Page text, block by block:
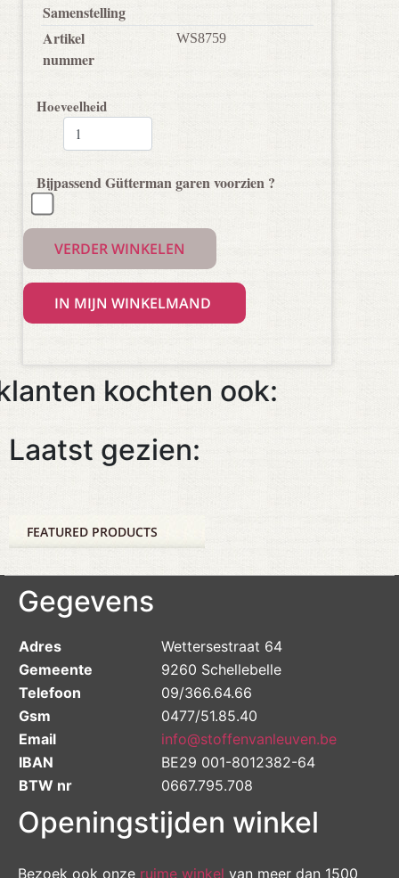
Samenstelling
Artikel
nummer
WS8759
Hoeveelheid
Bijpassend Gütterman garen voorzien ?
VERDER WINKELEN
kochten ook:
Laatst gezien:
FEATURED PRODUCTS
Gegevens
Adres
Wettersestraat 64
Gemeente
9260 Schellebelle
Telefoon
09/366.64.66
Gsm
0477/51.85.40
Email
info@stoffenvanleuven.be
IBAN
BE29 001-8012382-64
BTW nr
0667.795.708
Openingstijden winkel
Bezoek ook onze ruime winkel van meer dan 1500